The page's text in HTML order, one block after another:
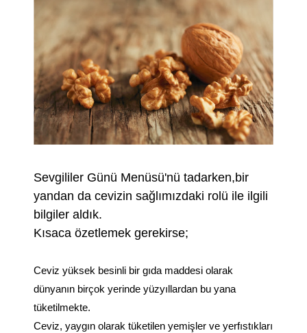
Sevgililer Günü Menüsü'nü tadarken,bir
yandan da cevizin sağlımızdaki rolü ile ilgili
bilgiler aldık.
Kısaca özetlemek gerekirse;
Ceviz yüksek besinli bir gıda maddesi olarak
dünyanın birçok yerinde yüzyıllardan bu yana
tüketilmekte.
Ceviz, yaygın olarak tüketilen yemişler ve yerfıstıkları